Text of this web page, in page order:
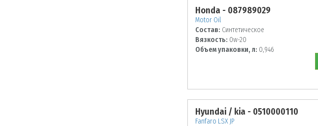
Honda - 087989029
Motor Oil
Состав: Синтетическое
Вязкость: 0w-20
Объем упаковки, л: 0,946
Hyundai / kia - 0510000110
Fanfaro LSX JP